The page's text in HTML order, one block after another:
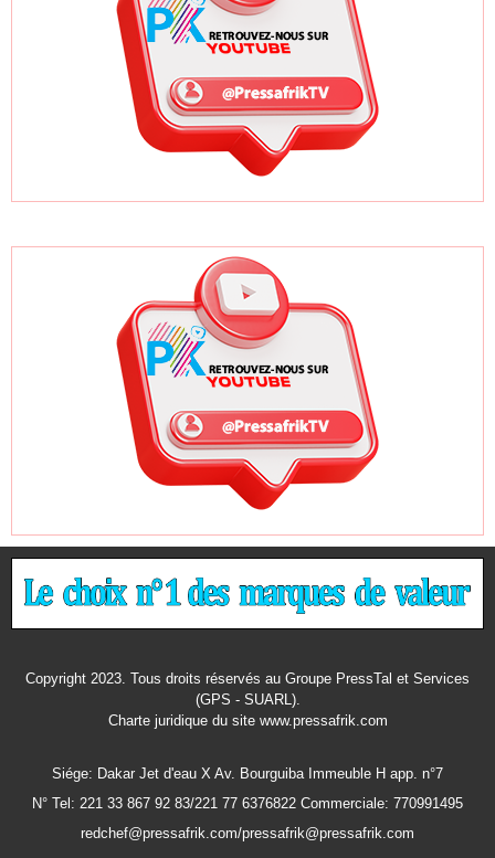
Copyright 2023. Tous droits réservés au Groupe PressTal et Services
(GPS - SUARL).
Charte juridiquedu site www.pressafrik.com
Siége: Dakar Jet d'eau X Av. Bourguiba Immeuble H app. n°7
N° Tel: 221 33 867 92 83/221 77 6376822 Commerciale: 770991495
redchef@pressafrik.com/pressafrik@pressafrik.com